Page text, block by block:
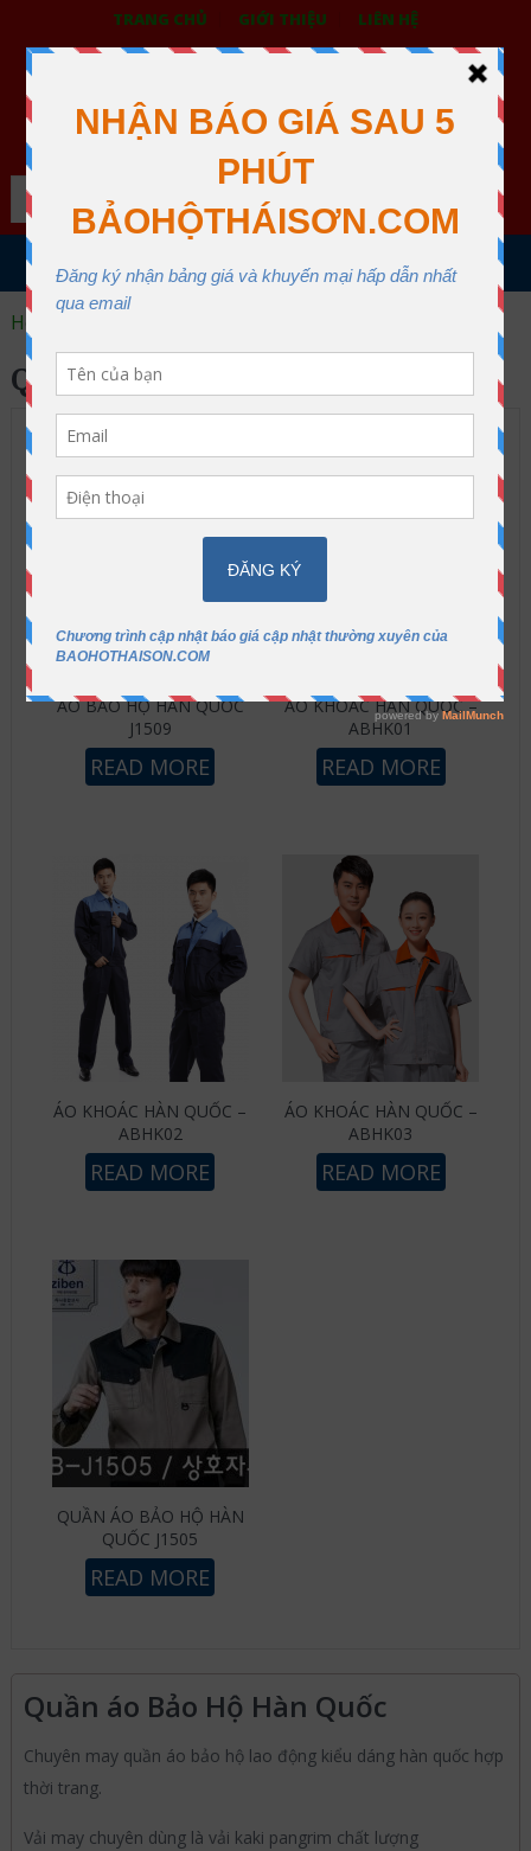
TRANG CHỦ GIỚI THIỆU LIÊN HỆ
BẢO HỘ LAO ĐỘNG THÁI SƠN
XƯỞNG MAY THÁI SƠN QUẬN 12
Search
MENU
Home
QUẦN ÁO BẢO HỘ HÀN QUỐC
ÁO BẢO HỘ HÀN QUỐC
J1509
READ MORE
ÁO KHOÁC HÀN QUỐC –
ABHK01
READ MORE
ÁO KHOÁC HÀN QUỐC –
ABHK02
READ MORE
ÁO KHOÁC HÀN QUỐC –
ABHK03
READ MORE
QUẦN ÁO BẢO HỘ HÀN
QUỐC J1505
READ MORE
Quần áo Bảo Hộ Hàn Quốc
Chuyên may quần áo bảo hộ lao động kiểu dáng hàn quốc hợp
thời trang.
Vải may chuyên dùng là vải kaki pangrim chất lượng